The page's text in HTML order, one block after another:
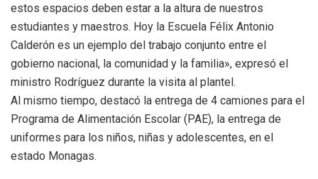
estos espacios deben estar a la altura de nuestros
estudiantes y maestros. Hoy la Escuela Félix Antonio
Calderón es un ejemplo del trabajo conjunto entre el
gobierno nacional, la comunidad y la familia», expresó el
ministro Rodríguez durante la visita al plantel.
Al mismo tiempo, destacó la entrega de 4 camiones para el
Programa de Alimentación Escolar (PAE), la entrega de
uniformes para los niños, niñas y adolescentes, en el
estado Monagas.